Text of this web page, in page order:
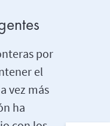
por
el
vez más
ha